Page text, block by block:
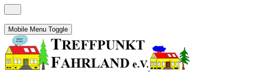
Mobile Menu Toggle